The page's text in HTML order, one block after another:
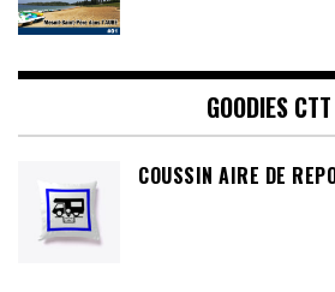
GOODIES CTT
COUSSIN AIRE DE